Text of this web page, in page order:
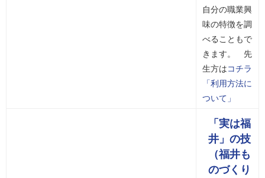
自分の職業興
味の特徴を調
べることもで
きます。 先
生方はコチラ
「利用方法に
ついて」
「実は福
井」の技
（福井も
のづくり